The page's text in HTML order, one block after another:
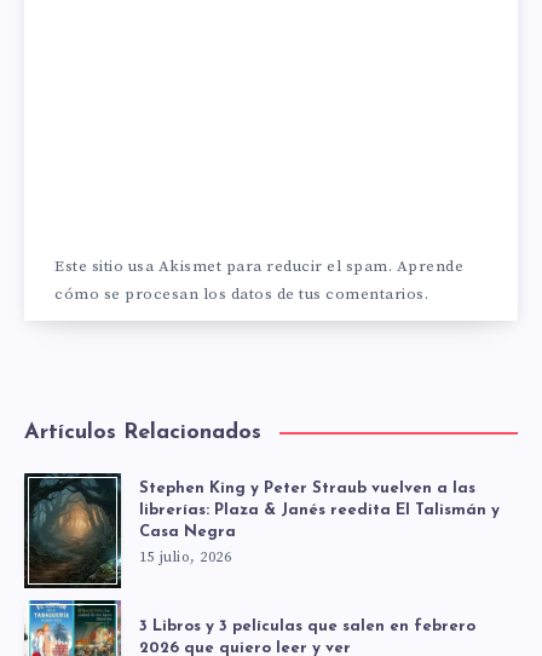
Este sitio usa Akismet para reducir el spam. Aprende
cómo se procesan los datos de tus comentarios.
Artículos Relacionados
Stephen King y Peter Straub vuelven a las
librerías: Plaza & Janés reedita El Talismán y
Casa Negra
15 julio, 2026
3 Libros y 3 películas que salen en febrero
2026 que quiero leer y ver